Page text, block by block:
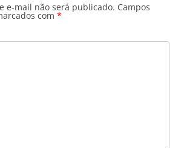
e-mail não será publicado. Campos
com *